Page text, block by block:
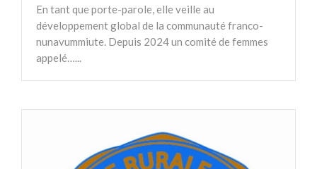
En tant que porte-parole, elle veille au
développement global de la communauté franco-
nunavummiute. Depuis 2024 un comité de femmes
appelé…...